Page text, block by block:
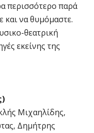
περισσότερο παρά
και να θυμόμαστε.
θεατρική
εκείνης της
Μιχαηλίδης,
Δημήτρης